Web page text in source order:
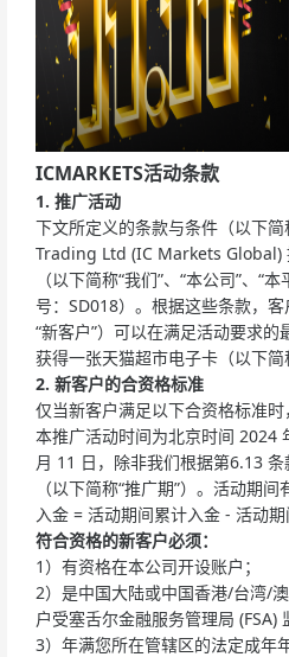
ICMARKETS活动条款
1. 推广活动
下文所定义的条款与条件（以下简
Trading Ltd (IC Markets Global)
（以下简称“我们”、“本公司”、“
号：SD018）。根据这些条款，客
“新客户”）可以在满足活动要求
获得一张天猫超市电子卡（以下简
2. 新客户的合资格标准
仅当新客户满足以下合资格标准时
本推广活动时间为北京时间 2024
月 11 日，除非我们根据第6.13
（以下简称“推广期”）。活动期
入金 = 活动期间累计入金 - 活动期
符合资格的新客户必须：
1）有资格在本公司开设账户；
2）是中国大陆或中国香港/台湾/
户受塞舌尔金融服务管理局 (FSA)
3）年满您所在管辖区的法定成年年